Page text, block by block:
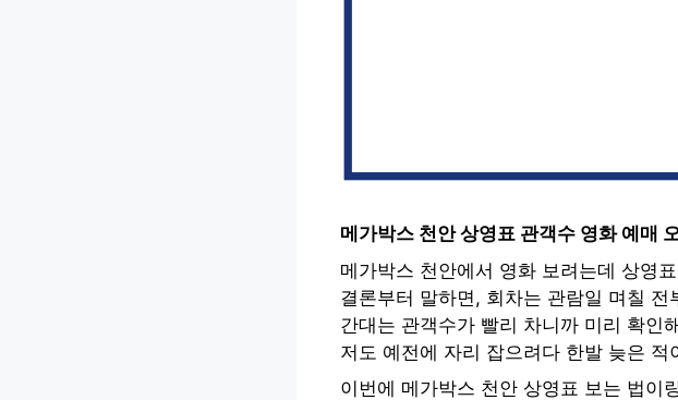
메가박스 천안 상영표 관객수 영화 예매
메가박스 천안에서 영화 보려는데 상영
결론부터 말하면, 회차는 관람일 며칠
간대는 관객수가 빨리 차니까 미리 확인
저도 예전에 자리 잡으려다 한발 늦은
이번에 메가박스 천안 상영표 보는 법이